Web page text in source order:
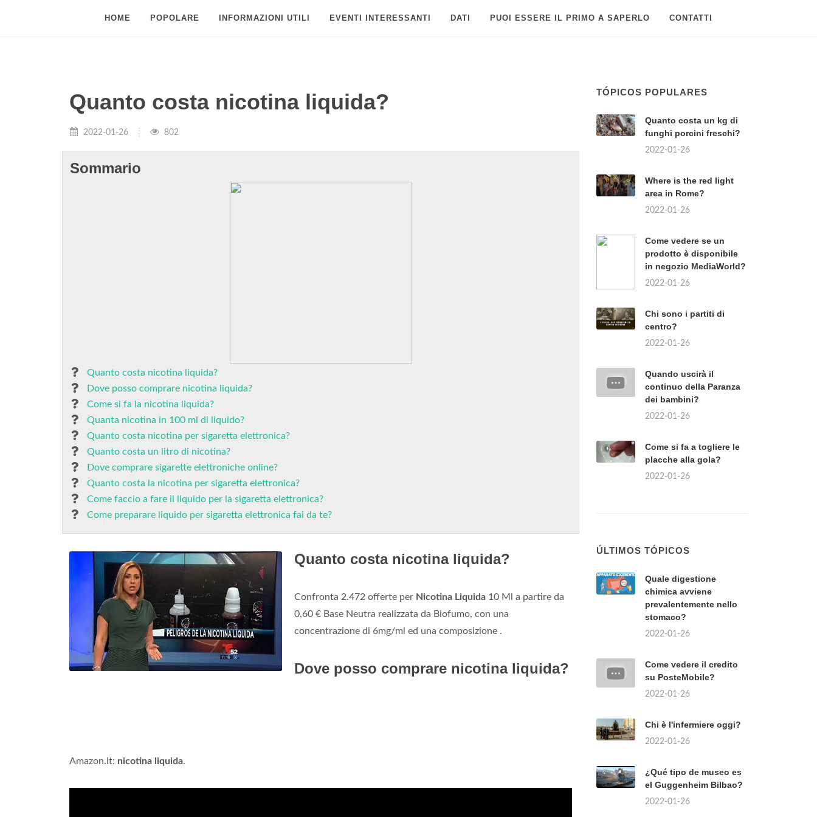
HOME POPOLARE INFORMAZIONI UTILI EVENTI INTERESSANTI DATI PUOI ESSERE IL PRIMO A SAPERLO CONTATTI
Quanto costa nicotina liquida?
2022-01-26 802
Sommario
Quanto costa nicotina liquida?
Dove posso comprare nicotina liquida?
Come si fa la nicotina liquida?
Quanta nicotina in 100 ml di liquido?
Quanto costa nicotina per sigaretta elettronica?
Quanto costa un litro di nicotina?
Dove comprare sigarette elettroniche online?
Quanto costa la nicotina per sigaretta elettronica?
Come faccio a fare il liquido per la sigaretta elettronica?
Come preparare liquido per sigaretta elettronica fai da te?
Quanto costa nicotina liquida?
Confronta 2.472 offerte per Nicotina Liquida 10 Ml a partire da
0,60 € Base Neutra realizzata da Biofumo, con una
concentrazione di 6mg/ml ed una composizione .
Dove posso comprare nicotina liquida?
Amazon.it: nicotina liquida.
TÓPICOS POPULARES
Quanto costa un kg di
funghi porcini freschi?
2022-01-26
Where is the red light
area in Rome?
2022-01-26
Come vedere se un
prodotto è disponibile
in negozio MediaWorld?
2022-01-26
Chi sono i partiti di
centro?
2022-01-26
Quando uscirà il
continuo della Paranza
dei bambini?
2022-01-26
Come si fa a togliere le
placche alla gola?
2022-01-26
ÚLTIMOS TÓPICOS
Quale digestione
chimica avviene
prevalentemente nello
stomaco?
2022-01-26
Come vedere il credito
su PosteMobile?
2022-01-26
Chi è l'infermiere oggi?
2022-01-26
¿Qué tipo de museo es
el Guggenheim Bilbao?
2022-01-26